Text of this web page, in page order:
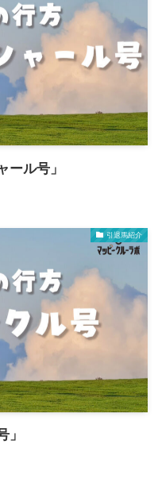
ール号」
引退馬紹介
」